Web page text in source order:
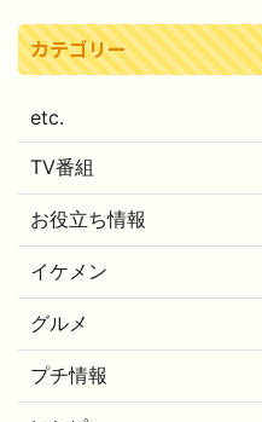
カテゴリー
etc.
TV番組
お役立ち情報
イケメン
グルメ
プチ情報